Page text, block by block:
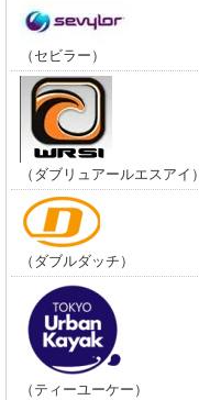
（セビラー）
（ダブリュアールエスアイ）
（ダブルダッチ）
（ティーユーケー）